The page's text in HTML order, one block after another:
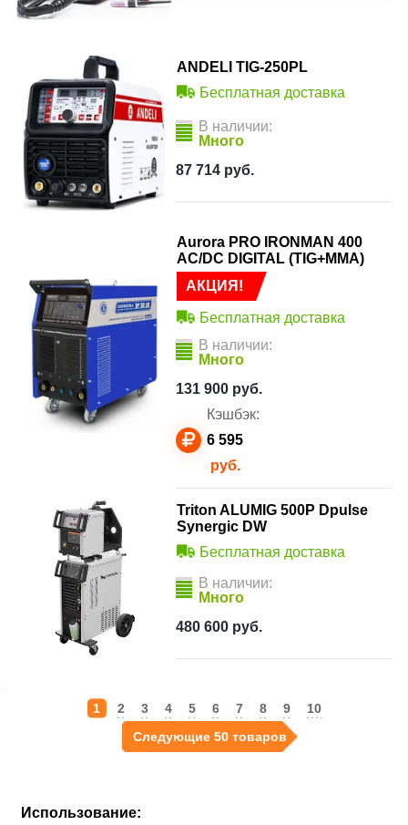
ANDELI TIG-250PL
Бесплатная доставка
В наличии:
Много
87 714 руб.
АКЦИЯ!
Aurora PRO IRONMAN 400
AC/DC DIGITAL (TIG+MMA)
Бесплатная доставка
В наличии:
Много
131 900 руб.
Кэшбэк:
6 595
руб.
Triton ALUMIG 500P Dpulse
Synergic DW
Бесплатная доставка
В наличии:
Много
480 600 руб.
1 2 3 4 5 6 7 8 9
10
Следующие 50 товаров
Использование: